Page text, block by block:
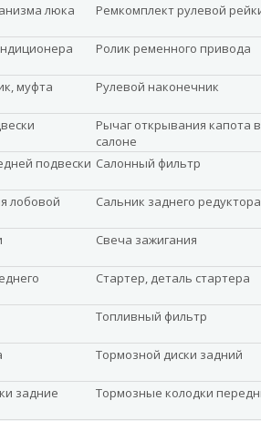
люка Ремкомплект рулевой
Ролик ременного привода
муфта Рулевой наконечник
Рычаг открывания капота в
салоне
подвески Салонный фильтр
лобовой Сальник заднего редуктора
Свеча зажигания
Стартер, деталь стартера
Топливный фильтр
Тормозной диски задний
задние Тормозные колодки